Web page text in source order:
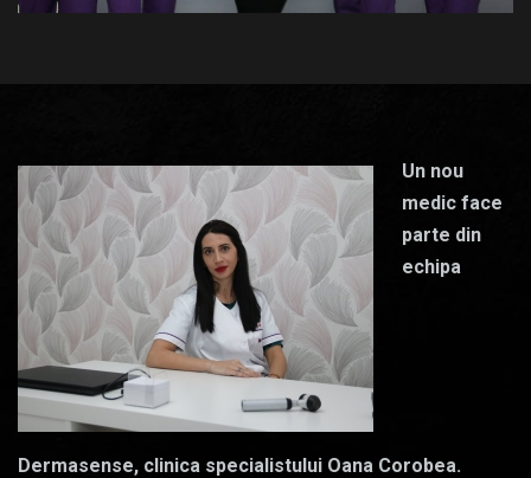
Un nou
medic face
parte din
echipa
Dermasense, clinica specialistului Oana Corobea.